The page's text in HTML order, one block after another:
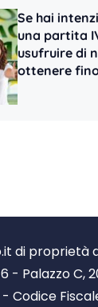
Se hai
una partita
usufruire di
ottenere
di proprietà di
- Palazzo C,
Codice